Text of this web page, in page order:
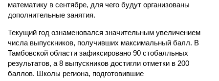
математику в сентябре, для чего будут организованы
дополнительные занятия.
Текущий год ознаменовался значительным увеличением
числа выпускников, получивших максимальный балл. В
Тамбовской области зафиксировано 90 стобалльных
результатов, а 8 выпускников достигли отметки в 200
баллов. Школы региона, подготовившие